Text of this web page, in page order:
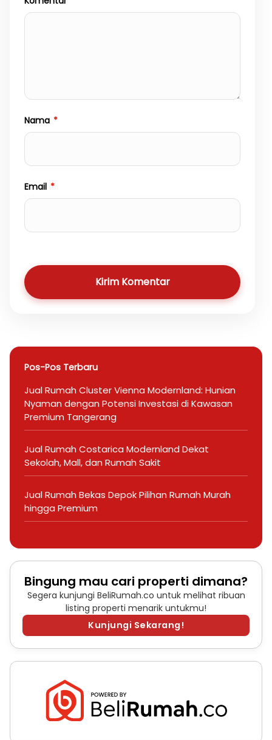
Nama *
Email *
Kirim Komentar
Pos-Pos Terbaru
Jual Rumah Cluster Vienna Modernland: Hunian
Nyaman dengan Potensi Investasi di Kawasan
Premium Tangerang
Jual Rumah Costarica Modernland Dekat
Sekolah, Mall, dan Rumah Sakit
Jual Rumah Bekas Depok Pilihan Rumah Murah
hingga Premium
Bingung mau cari properti dimana?
Segera kunjungi BeliRumah.co untuk melihat ribuan
listing properti menarik untukmu!
Kunjungi Sekarang!